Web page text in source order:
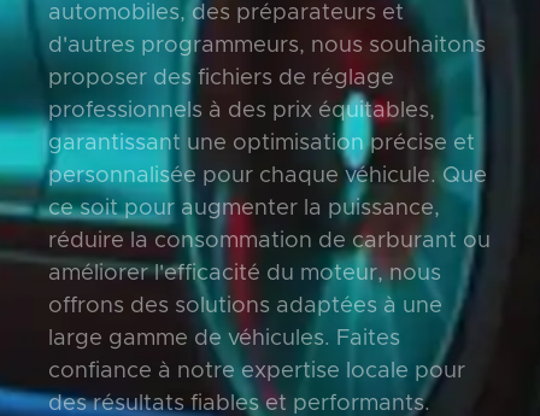
automobiles, des préparateurs et
d'autres programmeurs, nous souhaitons
proposer des fichiers de réglage
professionnels à des prix équitables,
garantissant une optimisation précise et
personnalisée pour chaque véhicule. Que
ce soit pour augmenter la puissance,
réduire la consommation de carburant ou
améliorer l'efficacité du moteur, nous
offrons des solutions adaptées à une
large gamme de véhicules. Faites
confiance à notre expertise locale pour
des résultats fiables et performants.